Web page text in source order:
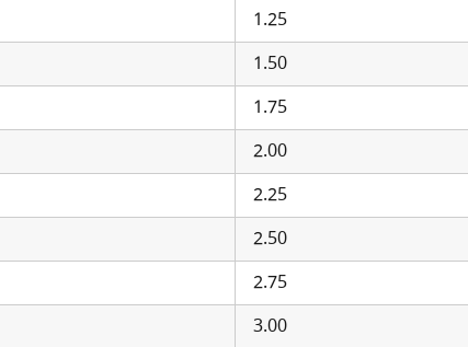
1.25
1.50
1.75
2.00
2.25
2.50
2.75
3.00